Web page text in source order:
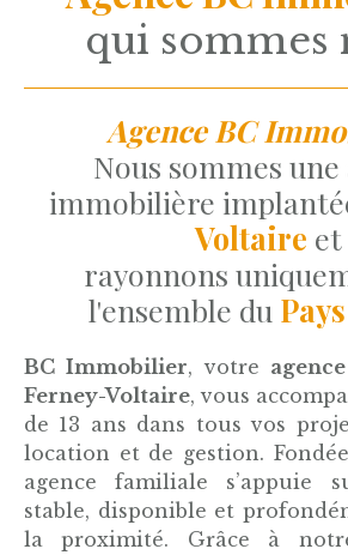
qui sommes
Agence BC
Nous sommes une
immobilière
Voltaire et
rayonnons
l'ensemble du
BC Immobilier, votre
Ferney-Voltaire, vous
de 13 ans dans tous vos
location et de gestion.
agence familiale s’appuie
stable, disponible et
la proximité. Grâce à